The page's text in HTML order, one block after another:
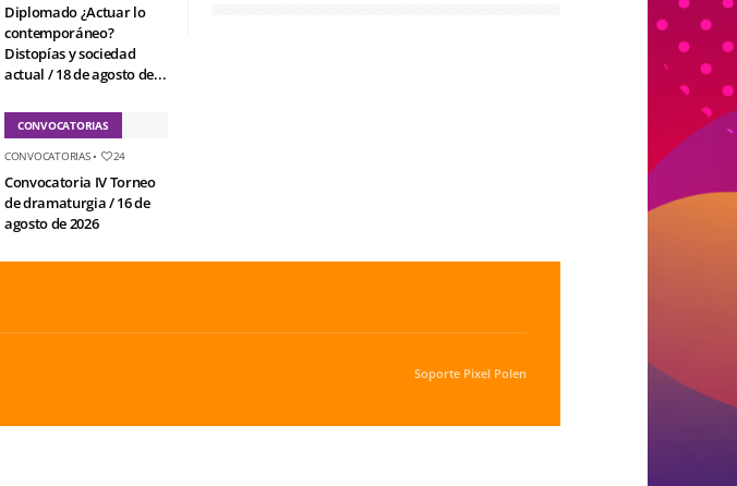
Diplomado ¿Actuar lo
contemporáneo?
Distopías y sociedad
actual / 18 de agosto de...
CONVOCATORIAS
CONVOCATORIAS• 24
Convocatoria IV Torneo
de dramaturgia / 16 de
agosto de 2026
Soporte Pixel Polen